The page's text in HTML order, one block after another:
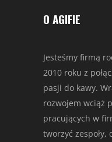
O AGIFIE
Jesteśmy firmą
2010 roku z
pasji do kawy.
rozwojem wciąż
pracujących w
tworzyć